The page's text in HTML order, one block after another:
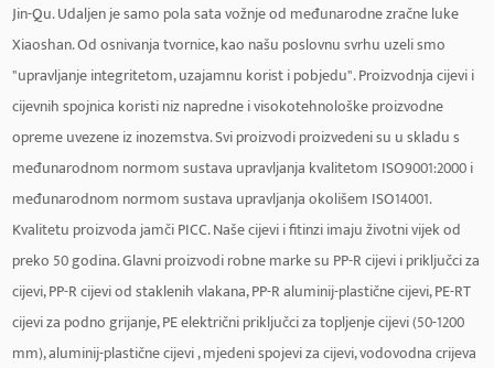
Jin-Qu. Udaljen je samo pola sata vožnje od međunarodne zračne luke
Xiaoshan. Od osnivanja tvornice, kao našu poslovnu svrhu uzeli smo
"upravljanje integritetom, uzajamnu korist i pobjedu". Proizvodnja cijevi i
cijevnih spojnica koristi niz napredne i visokotehnološke proizvodne
opreme uvezene iz inozemstva. Svi proizvodi proizvedeni su u skladu s
međunarodnom normom sustava upravljanja kvalitetom ISO9001:2000 i
međunarodnom normom sustava upravljanja okolišem ISO14001.
Kvalitetu proizvoda jamči PICC. Naše cijevi i fitinzi imaju životni vijek od
preko 50 godina. Glavni proizvodi robne marke su PP-R cijevi i priključci za
cijevi, PP-R cijevi od staklenih vlakana, PP-R aluminij-plastične cijevi, PE-RT
cijevi za podno grijanje, PE električni priključci za topljenje cijevi (50-1200
mm), aluminij-plastične cijevi , mjedeni spojevi za cijevi, vodovodna crijeva